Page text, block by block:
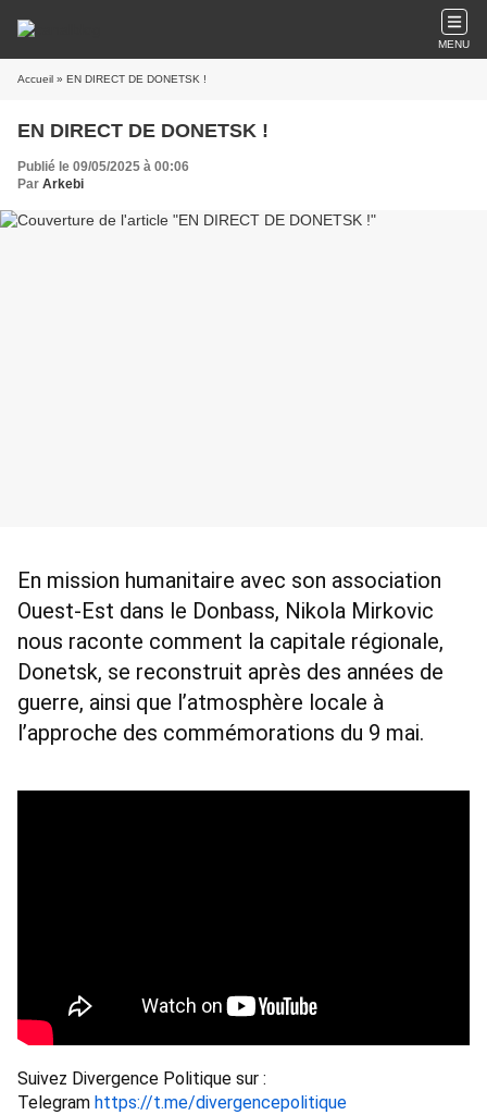
MENU
Accueil » EN DIRECT DE DONETSK !
EN DIRECT DE DONETSK !
Publié le 09/05/2025 à 00:06
Par Arkebi
En mission humanitaire avec son association
Ouest-Est dans le Donbass, Nikola Mirkovic
nous raconte comment la capitale régionale,
Donetsk, se reconstruit après des années de
guerre, ainsi que l’atmosphère locale à
l’approche des commémorations du 9 mai.
Suivez Divergence Politique sur :
Telegram https://t.me/divergencepolitique